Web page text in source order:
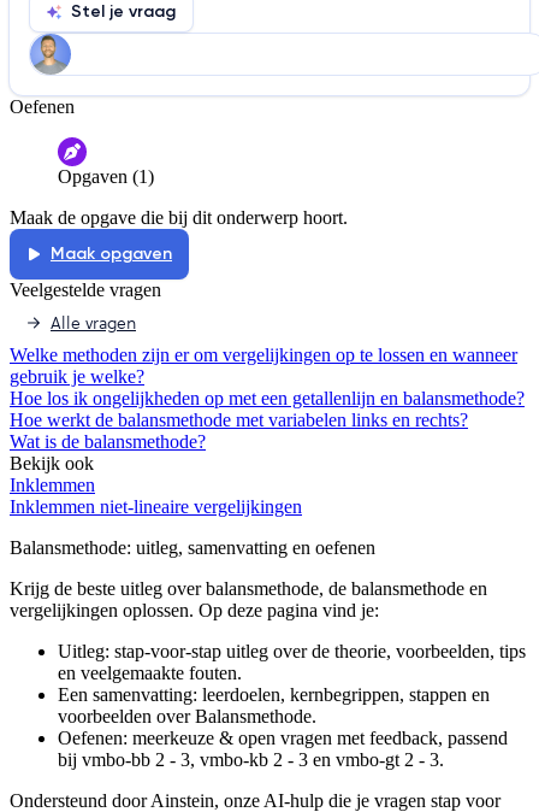
Stel je vraag
Help ons de video te verbeteren
De audio is slecht
Informatie is onjuist
De docent is te langdradig
De uitleg gaat te langzaam
Oefenen
Opgaven (1)
Maak de opgave die bij dit onderwerp hoort.
Maak opgaven
Veelgestelde vragen
Alle vragen
Welke methoden zijn er om vergelijkingen op te lossen en wanneer
gebruik je welke?
Hoe los ik ongelijkheden op met een getallenlijn en balansmethode?
Hoe werkt de balansmethode met variabelen links en rechts?
Wat is de balansmethode?
Bekijk ook
Inklemmen
Inklemmen niet-lineaire vergelijkingen
Balansmethode: uitleg, samenvatting en oefenen
Krijg de beste uitleg over balansmethode, de balansmethode en
vergelijkingen oplossen. Op deze pagina vind je:
Uitleg: stap-voor-stap uitleg over de theorie, voorbeelden, tips
en veelgemaakte fouten.
Een samenvatting: leerdoelen, kernbegrippen, stappen en
voorbeelden overBalansmethode.
Oefenen: meerkeuze & open vragen met feedback, passend
bij vmbo-bb 2 - 3, vmbo-kb 2 - 3 en vmbo-gt 2 - 3.
Ondersteund door Ainstein, onze AI-hulp die je vragen stap voor